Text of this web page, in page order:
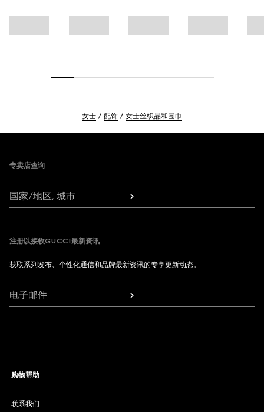
女士 配饰 女士丝织品和围巾
专卖店查询
国家/地区, 城市
注册以接收GUCCI最新资讯
获取系列发布、个性化通信和品牌最新资讯的专享更新动态。
电子邮件
购物帮助
联系我们